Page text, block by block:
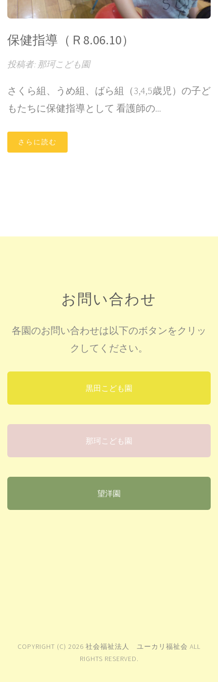
保健指導（Ｒ8.06.10）
投稿者: 那珂こども園
さくら組、うめ組、ばら組（3,4,5歳児）の子ど
もたちに保健指導として 看護師の...
さらに読む
お問い合わせ
各園のお問い合わせは以下のボタンをクリッ
クしてください。
黒田こども園
那珂こども園
望洋園
COPYRIGHT (C) 2026 社会福祉法人 ユーカリ福祉会 ALL
RIGHTS RESERVED.